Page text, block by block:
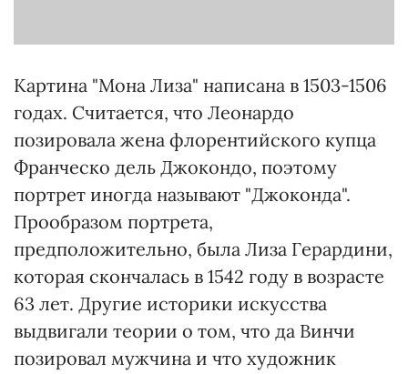
Картина "Мона Лиза" написана в 1503-1506
годах. Считается, что Леонардо
позировала жена флорентийского купца
Франческо дель Джокондо, поэтому
портрет иногда называют "Джоконда".
Прообразом портрета,
предположительно, была Лиза Герардини,
которая скончалась в 1542 году в возрасте
63 лет. Другие историки искусства
выдвигали теории о том, что да Винчи
позировал мужчина и что художник